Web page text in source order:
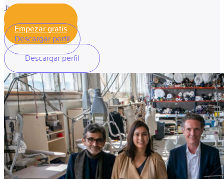
Junio, 2025
Empezar gratis
Descargar perfil
Descargar perfil